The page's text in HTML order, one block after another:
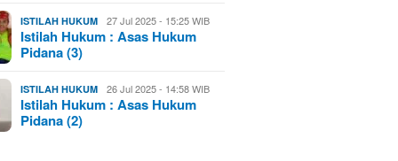
ISTILAH HUKUM 27 Jul 2025 - 15:25 WIB
Istilah Hukum : Asas Hukum
Pidana (3)
ISTILAH HUKUM 26 Jul 2025 - 14:58 WIB
Istilah Hukum : Asas Hukum
Pidana (2)